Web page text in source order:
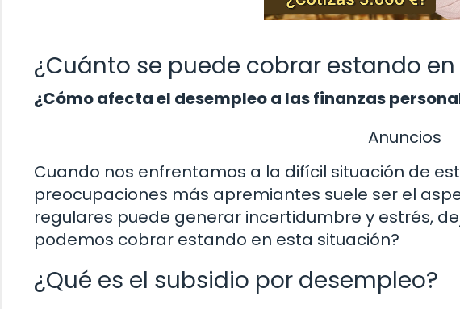
¿Cuánto se puede cobrar estando
¿Cómo afecta el desempleo a las finanzas
Anuncios
Cuando nos enfrentamos a la difícil situación de
preocupaciones más apremiantes suele ser el
regulares puede generar incertidumbre y estrés,
podemos cobrar estando en esta situación?
¿Qué es el subsidio por desempleo?